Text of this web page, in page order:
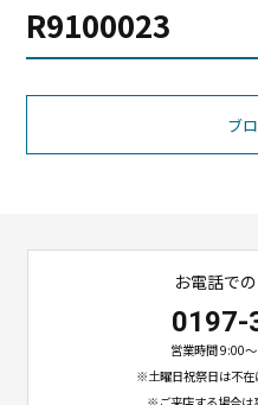
R9100023
ブ
お電話で
0197-
営業時間 9:00
※土曜日祝祭日は不在
※ご来店する場合は